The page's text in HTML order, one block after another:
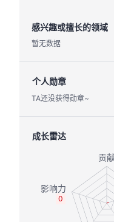
感兴趣或擅长的领域
暂无数据
个人勋章
TA还没获得勋章~
成长雷达
0